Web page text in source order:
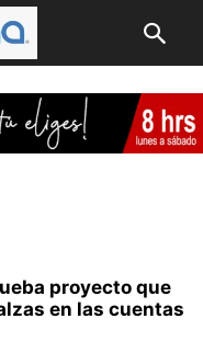
proyecto que
en las cuentas